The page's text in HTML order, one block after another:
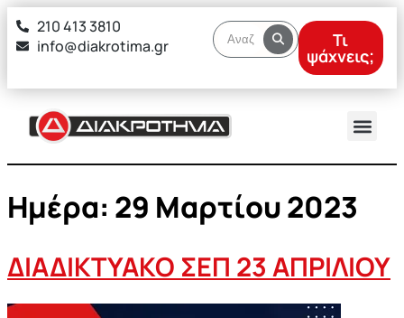
στο
περιεχόμενο
210 413 3810
info@diakrotima.gr
Τι
ψάχνεις;
Ημέρα: 29 Μαρτίου 2023
ΔΙΑΔΙΚΤΥΑΚΟ ΣΕΠ 23 ΑΠΡΙΛΙΟΥ